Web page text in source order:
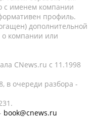
с именем компании
профиль.
дополнительной
компании или
CNews.ru c 11.1998
в очереди разбора -
book@cnews.ru